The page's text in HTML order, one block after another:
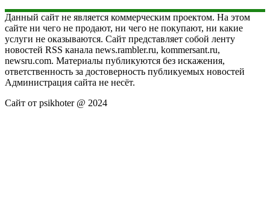
Данный сайт не является коммерческим проектом. На этом
сайте ни чего не продают, ни чего не покупают, ни какие
услуги не оказываются. Сайт представляет собой ленту
новостей RSS канала news.rambler.ru, kommersant.ru,
newsru.com. Материалы публикуются без искажения,
ответственность за достоверность публикуемых новостей
Администрация сайта не несёт.
Сайт от psikhoter @ 2024